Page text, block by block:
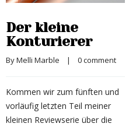
Der kleine
Konturierer
By Melli Marble
    |
0 comment
Kommen wir zum fünften und
vorläufig letzten Teil meiner
kleinen Reviewserie über die